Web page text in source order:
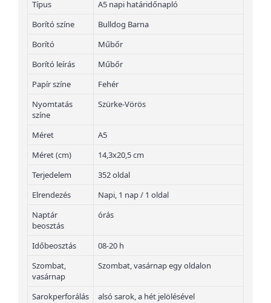
Típus
A5 napi határidőnapló
Borító színe
Bulldog Barna
Borító
Műbőr
Borító leírás
Műbőr
Papír színe
Fehér
Nyomtatás
színe
Szürke-Vörös
Méret
A5
Méret (cm)
14,3x20,5 cm
Terjedelem
352 oldal
Elrendezés
Napi, 1 nap / 1 oldal
Naptár
beosztás
órás
Időbeosztás
08-20 h
Szombat,
vasárnap
Szombat, vasárnap egy oldalon
Sarokperforálás
alsó sarok, a hét jelölésével